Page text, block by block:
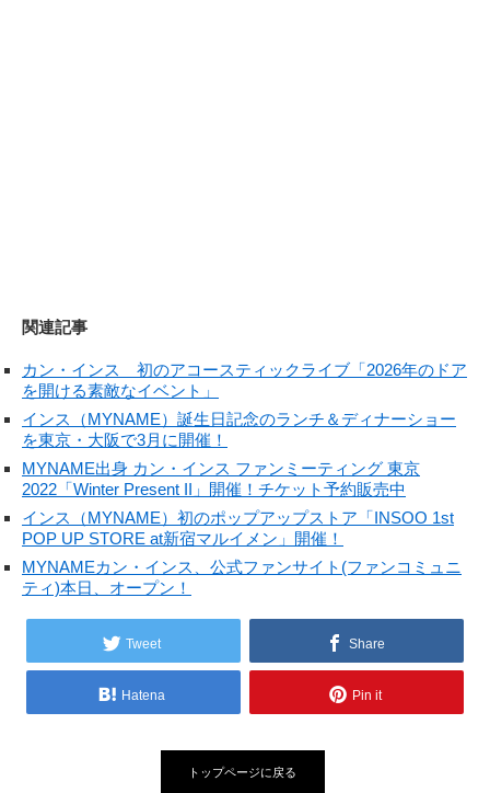
関連記事
カン・インス 初のアコースティックライブ「2026年のドア
を開ける素敵なイベント」
インス（MYNAME）誕生日記念のランチ＆ディナーショー
を東京・大阪で3月に開催！
MYNAME出身 カン・インス ファンミーティング 東京
2022「Winter Present II」開催！チケット予約販売中
インス（MYNAME）初のポップアップストア「INSOO 1st
POP UP STORE at新宿マルイメン」開催！
MYNAMEカン・インス、公式ファンサイト(ファンコミュニ
ティ)本日、オープン！
Tweet Share
Hatena Pin it
トップページに戻る